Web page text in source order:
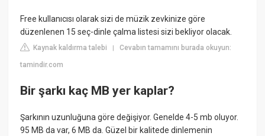
Free kullanıcısı olarak sizi de müzik zevkinize göre
düzenlenen 15 seç-dinle çalma listesi sizi bekliyor olacak.
Kaynak kaldırma talebi |Cevabın tamamını burada okuyun:
tamindir.com
Bir şarkı kaç MB yer kaplar?
Şarkının uzunluğuna göre değişiyor. Genelde 4-5 mb oluyor.
95 MB da var, 6 MB da. Güzel bir kalitede dinlemenin